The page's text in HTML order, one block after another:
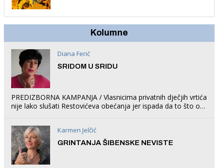
Kolumne
Diana Ferić
SRIDOM U SRIDU
PREDIZBORNA KAMPANJA / Vlasnicima privatnih dječjih vrtića
nije lako slušati Restovićeva obećanja jer ispada da to što oni
Karmen Jelčić
GRINTANJA ŠIBENSKE NEVISTE